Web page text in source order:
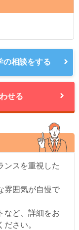
の相談をする
せる
ンスを重視した
雰囲気が自慢で
など、詳細をお
さい。